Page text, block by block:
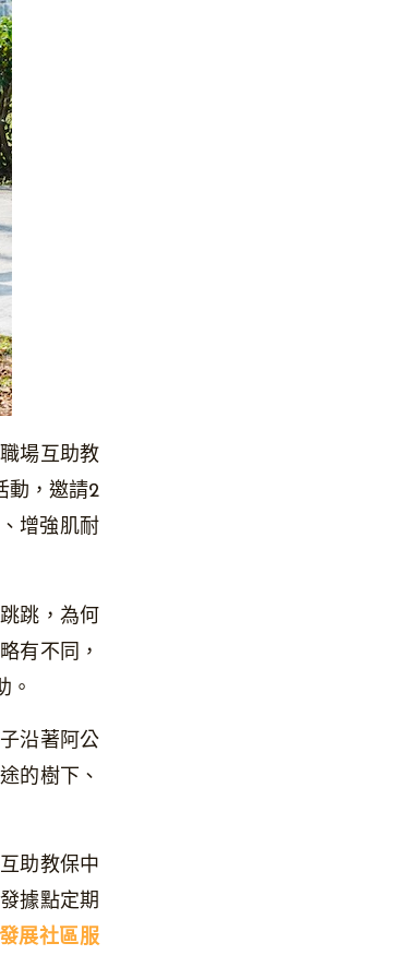
場互助教
動，邀請2
增強肌耐
跳，為何
有不同，
。
沿著阿公
的樹下、
助教保中
據點定期
展社區服